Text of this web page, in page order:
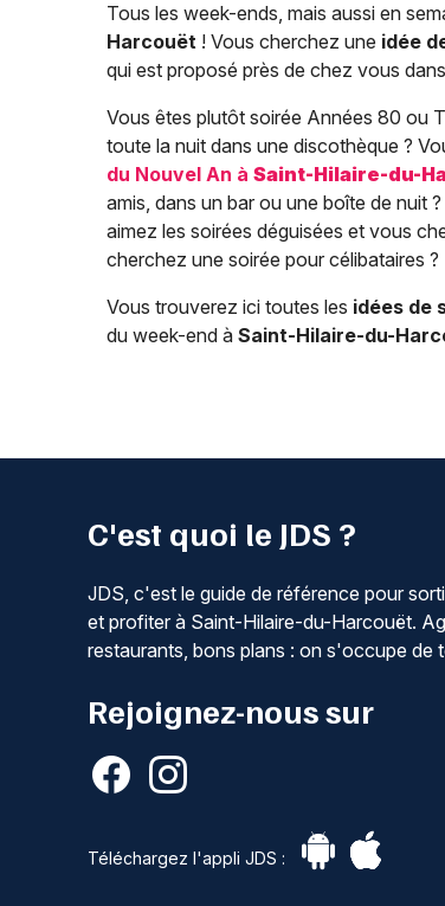
Tous les week-ends, mais aussi en
Harcouët ! Vous cherchez une idée
qui est proposé près de chez vous
Vous êtes plutôt soirée Années 80 ou
toute la nuit dans une discothèque ?
du Nouvel An à Saint-Hilaire-du-
amis, dans un bar ou une boîte de nuit
aimez les soirées déguisées et vous
cherchez une soirée pour célibataires ?
Vous trouverez ici toutes les idées de
du week-end à Saint-Hilaire-du-
C'est quoi le JDS ?
JDS, c'est le guide de référence pour
et profiter à Saint-Hilaire-du-Harcouët.
restaurants, bons plans : on s'occupe de
Rejoignez-nous sur
Téléchargez l'appli JDS :